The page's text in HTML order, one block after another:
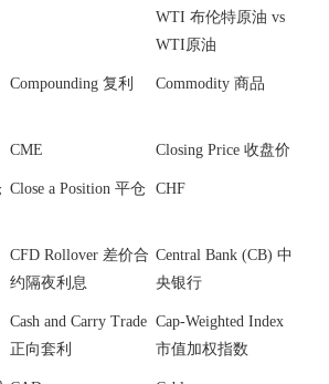
WTI 布伦特原油 vs
WTI原油
Compounding 复利 Commodity 商品
CME Closing Price 收盘价
Close a Position 平仓 CHF
CFD Rollover 差价合
约隔夜利息
Central Bank (CB) 中
央银行
Cash and Carry Trade
正向套利
Cap-Weighted Index
市值加权指数